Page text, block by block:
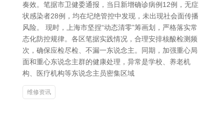
奏效。笔据市卫健委通报，当日新增确诊病例12例，无症
状感染者28例，均在圮绝管控中发现，未出现社会面传播
风险。 现时，上海市坚捏“动态清零”筹画划，严格落实常
态化防控规律。各区笔据实践情况，合理安排核酸检测频
次，确保应检尽检、不漏一东说念主。同期，加强重心局
面和重心东说念主群的健康处理，异常是学校、养老机
构、医疗机构等东说念主员密集区域
维修资讯